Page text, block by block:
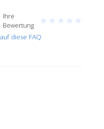
Ihre
Bewertung
★ ★ ★ ★ ★
diese FAQ